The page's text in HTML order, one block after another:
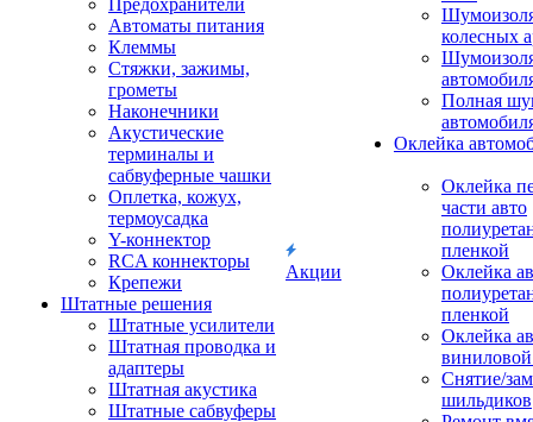
Предохранители
Автоматы питания
Клеммы
Стяжки, зажимы,
грометы
Наконечники
Акустические
терминалы и
сабвуферные чашки
Оплетка, кожух,
термоусадка
Y-коннектор
RCA коннекторы
Крепежи
Штатные решения
Штатные усилители
Штатная проводка и
адаптеры
Штатная акустика
Штатные сабвуферы
Акции
колесных
Полная
Оклейка
Оклейка
части авто
пленкой
Оклейка
пленкой
Оклейка
Снятие/
шильдиков